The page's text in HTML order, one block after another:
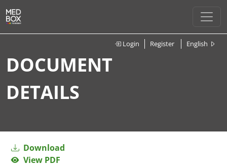
Login Register English
DOCUMENT
DETAILS
Download
View PDF